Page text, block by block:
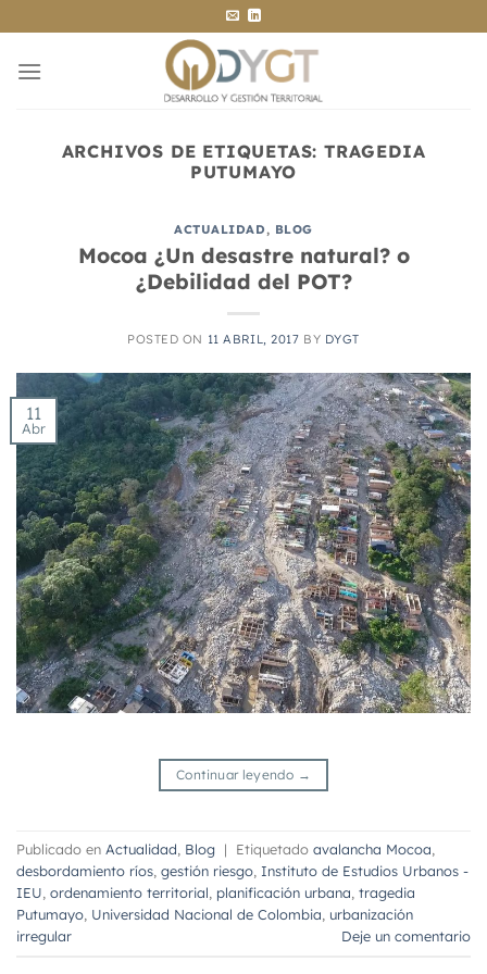
al
contenido
ARCHIVOS DE ETIQUETAS: TRAGEDIA
PUTUMAYO
ACTUALIDAD, BLOG
Mocoa ¿Un desastre natural? o
¿Debilidad del POT?
POSTED ON 11 ABRIL, 2017 BY DYGT
11
Abr
Continuar leyendo →
Publicado en Actualidad, Blog | Etiquetado avalancha Mocoa,
desbordamiento ríos, gestión riesgo, Instituto de Estudios Urbanos -
IEU, ordenamiento territorial, planificación urbana, tragedia
Putumayo, Universidad Nacional de Colombia, urbanización
irregular
Deje un comentario